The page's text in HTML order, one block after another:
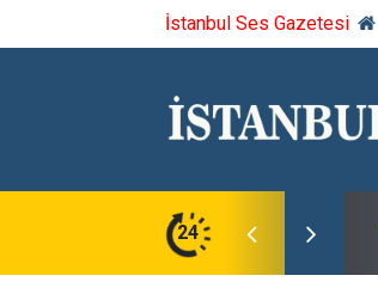
İstanbul Ses Gazetesi
24
Belediye Başkanı İlkay Çiçek, Kesin